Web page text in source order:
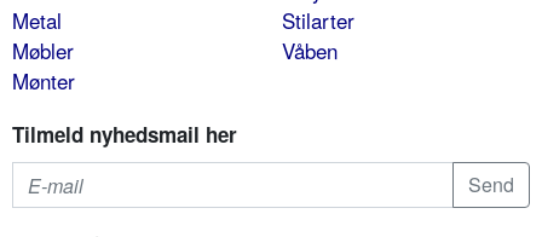
Metal
Møbler
Mønter
Stilarter
Våben
Tilmeld nyhedsmail her